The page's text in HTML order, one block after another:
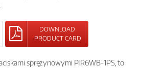
DOWNLOAD
PRODUCT CARD
sprężynowymi PIR6WB-1PS, to